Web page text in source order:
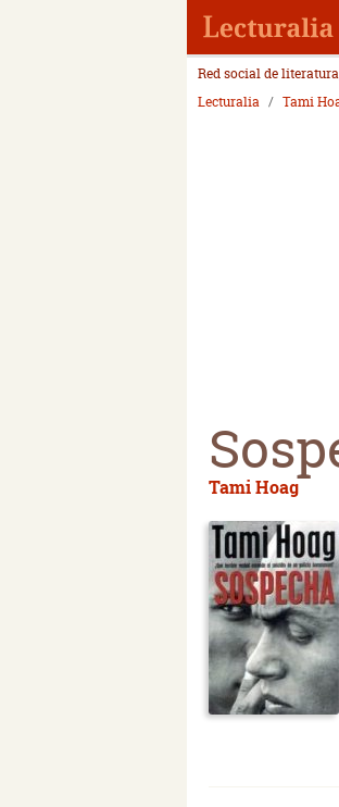
Red social de
Lecturalia
Tami
Tami Hoag